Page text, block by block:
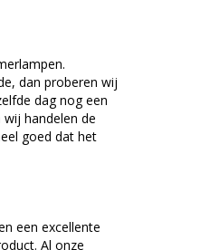
dan proberen wij
dag nog een
handelen de
goed dat het
een excellente
Al onze